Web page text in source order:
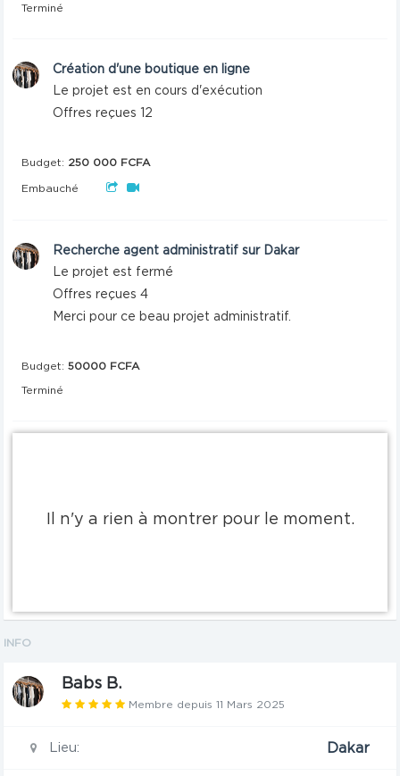
Terminé
Création d'une boutique en ligne
Le projet est en cours d'exécution
Offres reçues 12
Budget: 250 000 FCFA
Embauché
Recherche agent administratif sur Dakar
Le projet est fermé
Offres reçues 4
Merci pour ce beau projet administratif.
Budget:50000 FCFA
Terminé
Il n'y a rien à montrer pour le moment.
INFO
Babs B.
Membre depuis 11 Mars 2025
Lieu: Dakar